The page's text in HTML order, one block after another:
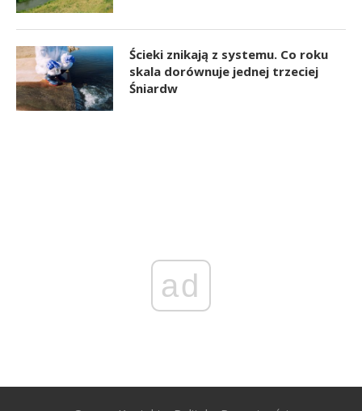
Ścieki znikają z systemu. Co roku
skala dorównuje jednej trzeciej
Śniardw
ad